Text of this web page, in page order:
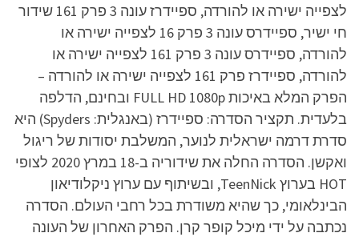
לצפייה ישירה או להורדה, ספיידרז עונה 3 פרק 161 שידור
חי ישיר, ספיידרס עונה 3 פרק 16 לצפייה ישירה או
להורדה, ספיידרס עונה 3 פרק 161 לצפייה ישירה או
להורדה, ספיידרז פרק 161 לצפייה ישירה או להורדה –
הפרק המלא באיכות FULL HD 1080p ובחינם, הדלפה
בלעדית. תקציר הסדרה: ספיידרז (באנגלית: Spyders) היא
סדרת דרמה ישראלית לנוער, המשלבת יסודות של ריגול
ואקשן. הסדרה החלה את שידוריה ב-18 במרץ 2020 לצופי
HOT בערוץ TeenNick, ובשיתוף עם ערוץ ניקלודיאון
הבינלאומי, כך שהיא משודרת בכל רחבי העולם. הסדרה
נכתבה על ידי מיכל קופר קרן. הפרק האחרון של העונה